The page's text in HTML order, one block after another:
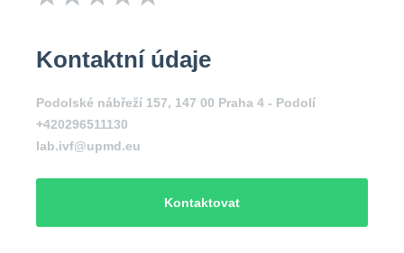
Kontaktní údaje
Podolské nábřeží 157, 147 00 Praha 4 - Podolí
+420296511130
lab.ivf@upmd.eu
Kontaktovat